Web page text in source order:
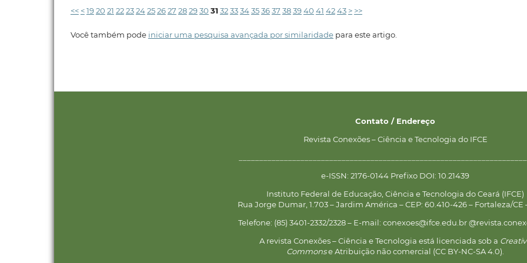
<< <1920 21 222324252627 282930 31 323334353637 383940 41 4243 > >>
Você também pode iniciar uma pesquisa avançada por similaridadepara este artigo.
Contato / Endereço
Revista Conexões – Ciência e Tecnologia do IFCE
e-ISSN: 2176-0144 Prefixo DOI: 10.21439
Instituto Federal de Educação, Ciência e Tecnologia do Ceará (IFCE)
Rua Jorge Dumar, 1.703 – Jardim América – CEP: 60.410-426 – Fortaleza/CE
Telefone: (85) 3401-2332/2328 – E-mail: conexoes@ifce.edu.br
A revista Conexões – Ciência e Tecnologia está licenciada sob a
Commonse Atribuição não comercial (CC BY-NC-SA 4.0).